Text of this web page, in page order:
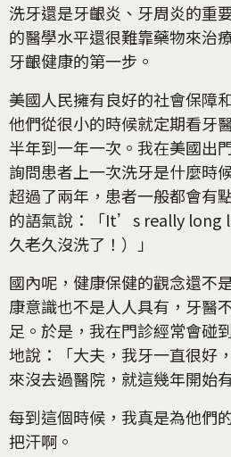
洗牙還是牙齦炎、牙周炎的重
的醫學水平還很難靠藥物來治
牙齦健康的第一步。
美國人民擁有良好的社會保障
他們從很小的時候就定期看牙
半年到一年一次。我在美國出
詢問患者上一次洗牙是什麼時
超過了兩年，患者一般都會有
的語氣說：「It’s really long
久老久沒洗了！）」
國內呢，健康保健的觀念還不
康意識也不是人人具有，牙醫
足。於是，我在門診經常會碰
地說：「大夫，我牙一直很好
來沒去過醫院，就這幾年開始
每到這個時候，我真是為他們
把汗啊。